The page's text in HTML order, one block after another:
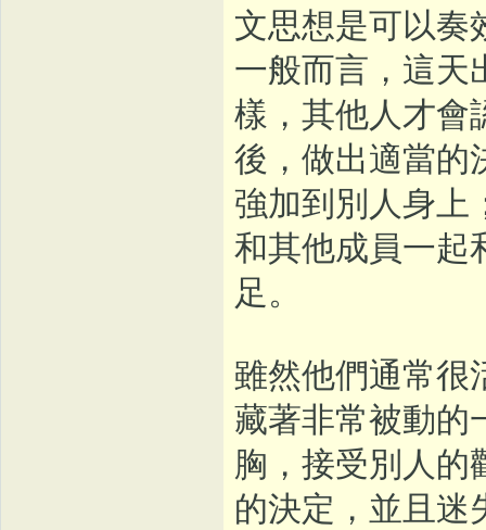
文思想是可以奏
一般而言，這天
樣，其他人才會
後，做出適當的
強加到別人身上
和其他成員一起
足。
雖然他們通常很
藏著非常被動的
胸，接受別人的
的決定，並且迷